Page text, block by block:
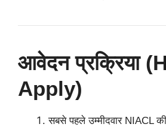
आवेदन प्रक्रिया
Apply)
सबसे पहले उम्मीदवार NIACL